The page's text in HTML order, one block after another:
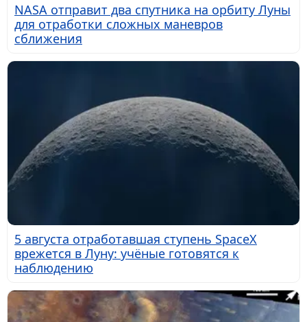
NASA отправит два спутника на орбиту Луны
для отработки сложных маневров
сближения
5 августа отработавшая ступень SpaceX
врежется в Луну: учёные готовятся к
наблюдению